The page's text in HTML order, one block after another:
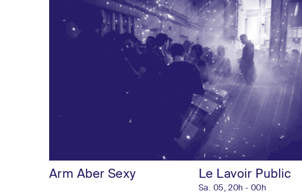
Arm Aber Sexy Le Lavoir Public
Sa. 05, 20h - 00h